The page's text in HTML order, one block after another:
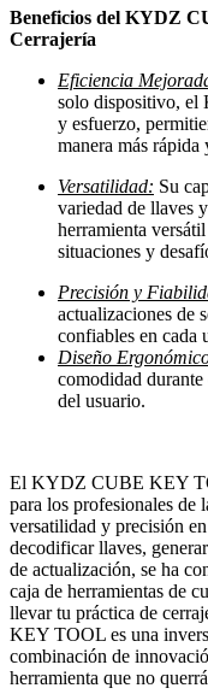
Beneficios del KYDZ
Cerrajería
Eficiencia
solo dispositivo,
y esfuerzo,
manera más rápida
Versatilidad: Su
variedad de llaves
herramienta
situaciones y
Precisión y
actualizaciones de
confiables en cada
Diseño
comodidad
del usuario.
El KYDZ CUBE KEY
para los profesionales de
versatilidad y precisión
decodificar llaves,
de actualización, se ha
caja de herramientas de
llevar tu práctica de
KEY TOOL es una
combinación de
herramienta que no